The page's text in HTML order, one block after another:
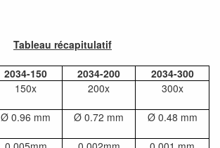
Tableau récapitulatif
2034-150 2034-200
2034-300
150x 200x 300x
Ø 0.96 mm Ø 0.72 mm Ø 0.48 mm